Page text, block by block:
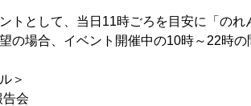
トとして、当日11時ごろを目安に「のれ
の場合、イベント開催中の10時～22時の
＞
告会